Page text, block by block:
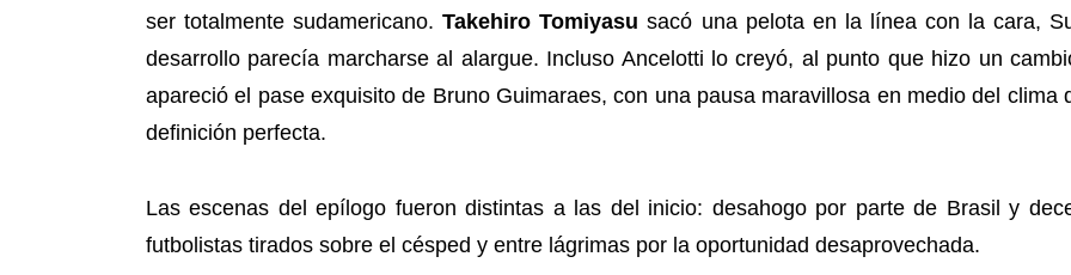
ser totalmente sudamericano.Takehiro Tomiyasu sacó una pelota en la línea con la cara,
desarrollo parecía marcharse al alargue. Incluso Ancelotti lo creyó, al punto que hizo un
apareció el pase exquisito de Bruno Guimaraes, con una pausa maravillosa en medio del
definición perfecta.
Las escenas del epílogo fueron distintas a las del inicio: desahogo por parte de Brasil y
futbolistas tirados sobre el césped y entre lágrimas por la oportunidad desaprovechada.